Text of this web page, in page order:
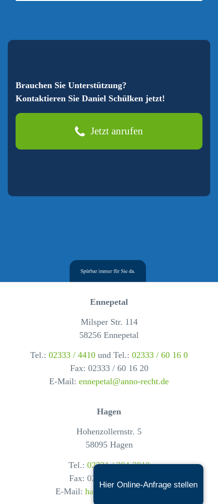
Brauchen Sie Unterstützung?
Kontaktieren Sie Daniel Schülken jetzt!
Jetzt anrufen
Ennepetal
Milsper Str. 114
58256 Ennepetal
Tel.: 02333 / 4410 und Tel.: 02333 / 60 16 0
Fax: 02333 / 60 16 20
E-Mail: ennepetal@anno-recht.de
Hagen
Hohenzollernstr. 5
58095 Hagen
Tel.: 02331 / 204-2010
Fax: 02331 / 204-2011
E-Mail: hagen@anno-recht.de
Hier Online-Anfrage stellen